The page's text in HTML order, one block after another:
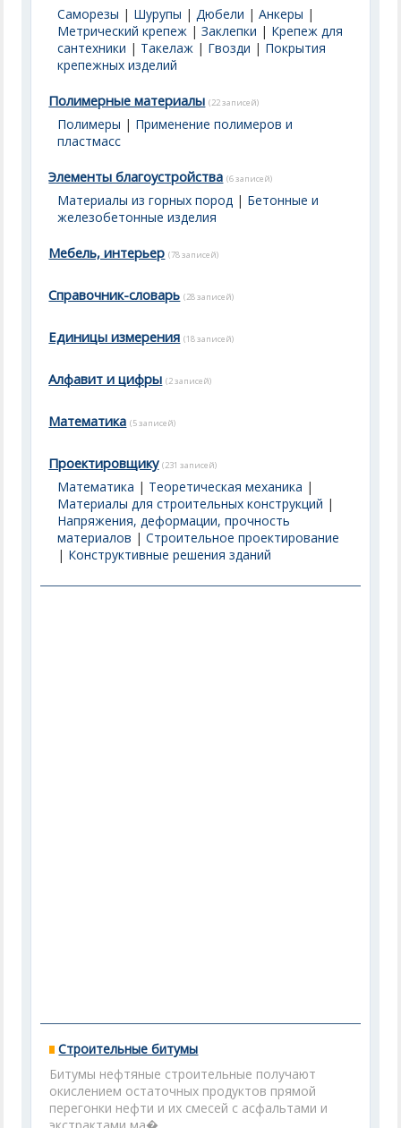
Саморезы | Шурупы |Дюбели |Анкеры |
Метрический крепеж |Заклепки | Крепеж для
сантехники | Такелаж | Гвозди | Покрытия
крепежных изделий
Полимерные материалы (22 записей)
Полимеры | Применение полимеров и
пластмасс
Элементы благоустройства (6 записей)
Материалы из горных пород | Бетонные и
железобетонные изделия
Мебель, интерьер (78 записей)
Справочник-словарь (28 записей)
Единицы измерения (18 записей)
Алфавит и цифры (2 записей)
Математика (5 записей)
Проектировщику (231 записей)
Математика | Теоретическая механика |
Материалы для строительных конструкций |
Напряжения, деформации, прочность
материалов |Строительное проектирование
| Конструктивные решения зданий
Строительные битумы
Битумы нефтяные строительные получают
окислением остаточных продуктов прямой
перегонки нефти и их смесей с асфальтами и